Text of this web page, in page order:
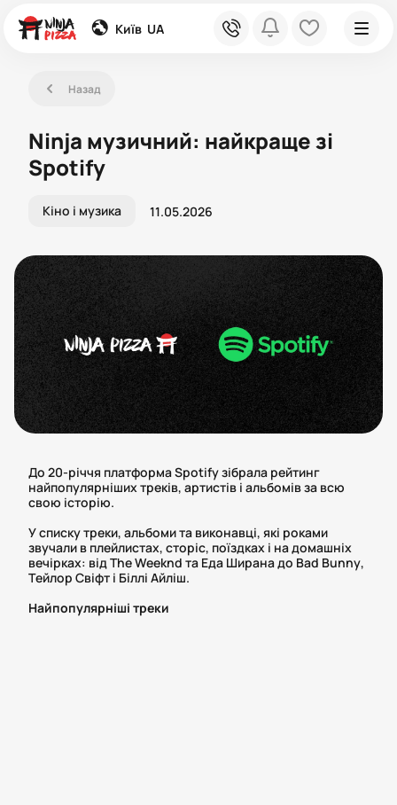
global Київ UA phone bell heart
left Назад
Ninja музичний: найкраще зі
Spotify
Кіно і музика 11.05.2026
До 20-річчя платформа Spotify зібрала рейтинг
найпопулярніших треків, артистів і альбомів за всю
свою історію.
У списку треки, альбоми та виконавці, які роками
звучали в плейлистах, сторіс, поїздках і на домашніх
вечірках: від The Weeknd та Еда Ширана до Bad Bunny,
Тейлор Свіфт і Біллі Айліш.
Найпопулярніші треки